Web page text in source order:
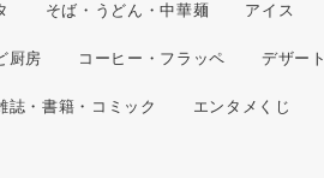
そば・うどん・中華麺 アイス
厨房 コーヒー・フラッペ デザート
誌・書籍・コミック エンタメくじ